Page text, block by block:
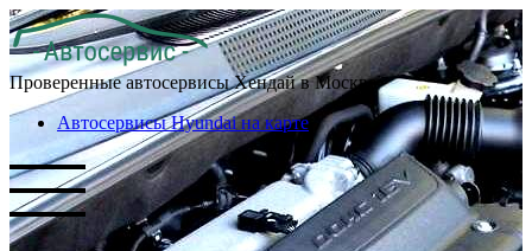
Проверенные автосервисы Хендай в Москве
Автосервисы Hyundai на карте